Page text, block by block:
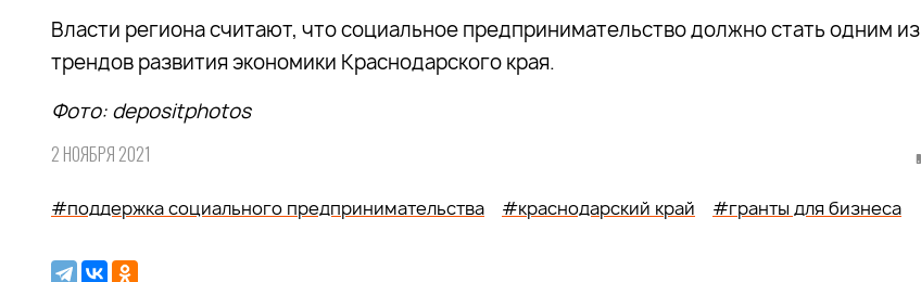
Власти региона считают, что социальное предпринимательство должно стать одним из
трендов развития экономики Краснодарского края.
Фото: depositphotos
2 НОЯБРЯ 2021
#поддержка социального предпринимательства #краснодарский край #гранты для бизнеса